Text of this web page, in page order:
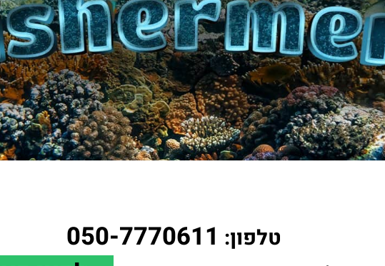
טלפון:050-7770611